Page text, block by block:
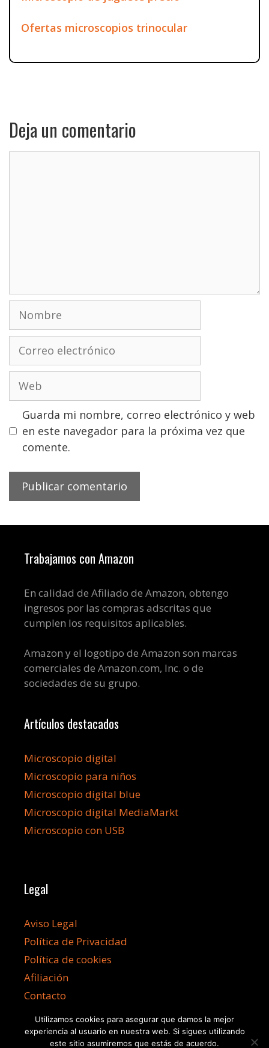
Ofertas microscopios trinocular
Deja un comentario
Nombre
electrónico
Guarda mi nombre, correo electrónico y web
en este navegador para la próxima vez que
comente.
Trabajamos con Amazon
En calidad de Afiliado de Amazon, obtengo
ingresos por las compras adscritas que
cumplen los requisitos aplicables.
Amazon y el logotipo de Amazon son marcas
comerciales de Amazon.com, Inc. o de
sociedades de su grupo.
Artículos destacados
Microscopio digital
Microscopio para niños
Microscopio digital blue
Microscopio digital MediaMarkt
Microscopio con USB
Legal
Aviso Legal
Política de Privacidad
Política de cookies
Afiliación
Contacto
Utilizamos cookies para asegurar que damos la mejor
experiencia al usuario en nuestra web. Si sigues utilizando
este sitio asumiremos que estás de acuerdo.